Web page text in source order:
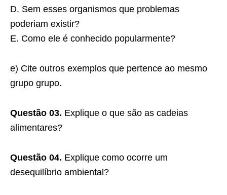
D. Sem esses organismos que problemas
poderiam existir?
E. Como ele é conhecido popularmente?
e) Cite outros exemplos que pertence ao mesmo
grupo grupo.
Questão 03. Explique o que são as cadeias
alimentares?
Questão 04. Explique como ocorre um
desequilíbrio ambiental?